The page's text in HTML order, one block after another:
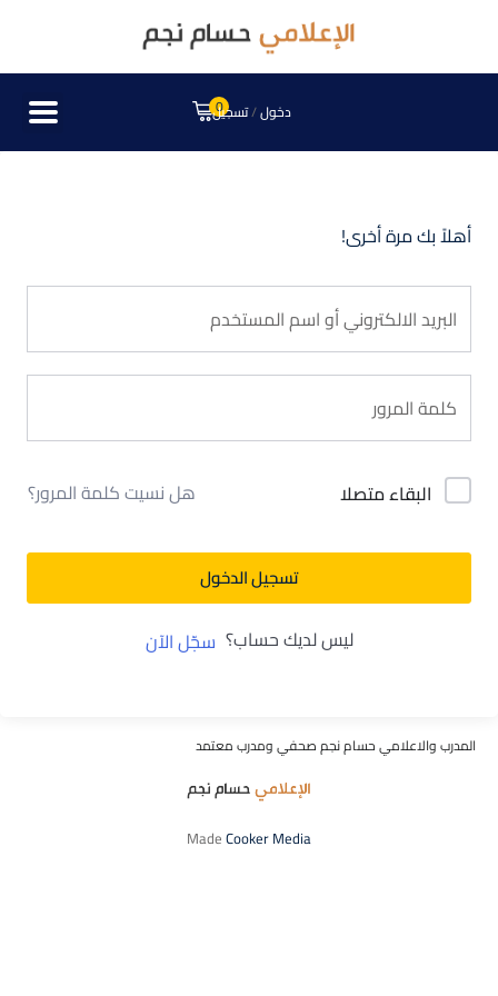
0 دخول/تسجيل
أهلاً بك مرة أخرى!
البقاء متصلا هل نسيت كلمة المرور؟
تسجيل الدخول
ليس لديك حساب؟ سجّل الآن
المدرب والاعلامي حسام نجم صحفي ومدرب معتمد
MadeCooker Media